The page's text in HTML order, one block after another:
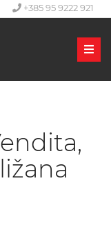
+385 95 9222 921